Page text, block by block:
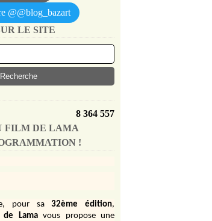
@@blog_bazart
LE SITE
8 364 557
FILM DE LAMA
!
pour sa 32ème édition,
Lama vous propose une